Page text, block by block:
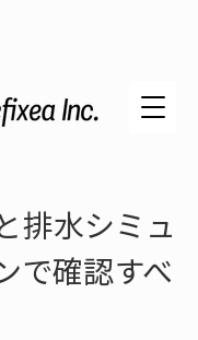
排水シミュ
で確認すべ